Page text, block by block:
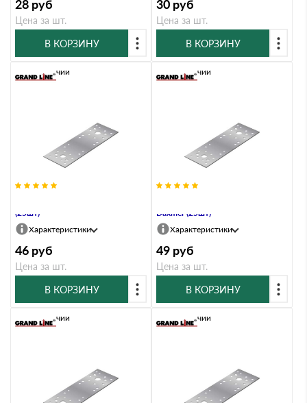
28 руб
Цена за шт.
В КОРЗИНУ
30 руб
Цена за шт.
В КОРЗИНУ
(25шт)
В наличии
Характеристики
46 руб
Цена за шт.
В КОРЗИНУ
Daxmer (25шт)
В наличии
Характеристики
49 руб
Цена за шт.
В КОРЗИНУ
В наличии В наличии